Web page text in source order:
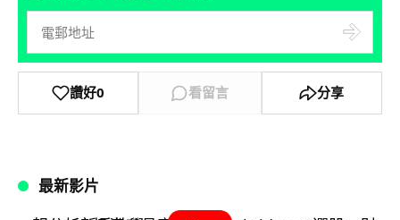
讚好0 看留言 分享
最新影片